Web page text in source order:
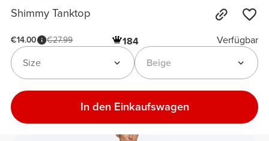
Shimmy Tanktop
€14.00 €27.99 184
Verfügbar
Beige
Size
In den Einkaufswagen